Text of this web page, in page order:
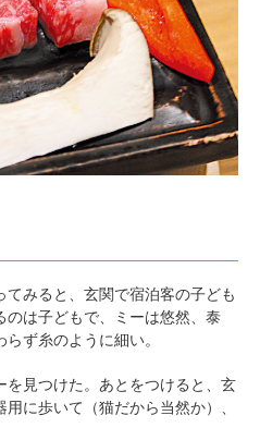
みると、玄関で宿泊客の子ども
のは子どもで、ミーは悠然、泰
ず糸のように細い。
を見つけた。あとをつけると、玄
に歩いて（猫だから当然か）、